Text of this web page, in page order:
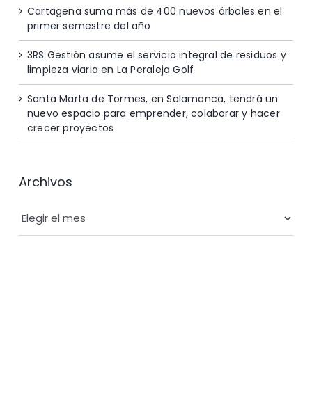
Cartagena suma más de 400 nuevos árboles en el
primer semestre del año
3RS Gestión asume el servicio integral de residuos y
limpieza viaria en La Peraleja Golf
Santa Marta de Tormes, en Salamanca, tendrá un
nuevo espacio para emprender, colaborar y hacer
crecer proyectos
Archivos